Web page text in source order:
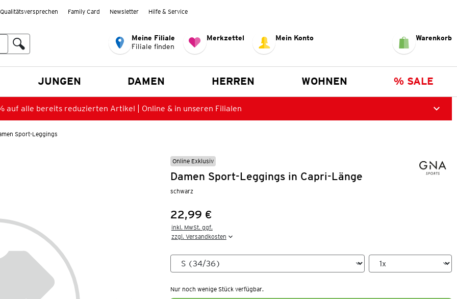
Qualitätsversprechen Family Card Newsletter Hilfe & Service
Meine Filiale
Filiale finden
Merkzettel Mein Konto Warenkorb
JUNGEN DAMEN HERREN WOHNEN % SALE
auf alle bereits reduzierten Artikel | Online & in unseren Filialen
Sport-Leggings
Online Exklusiv
Damen Sport-Leggings in Capri-Länge
schwarz
Preis:
22,99 €
inkl. MwSt. ggf.
zzgl. Versandkosten
Nur noch wenige Stück verfügbar.